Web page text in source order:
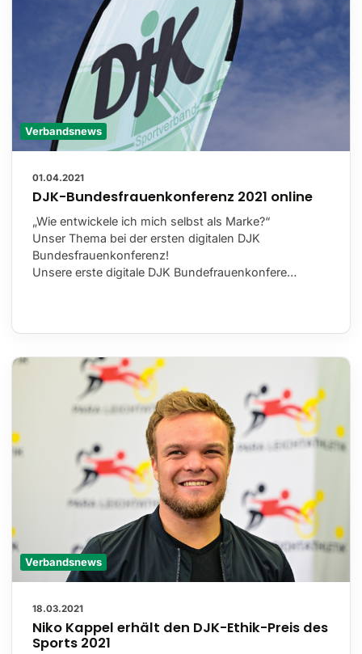
Verbandsnews
01.04.2021
DJK-Bundesfrauenkonferenz 2021 online
„Wie entwickele ich mich selbst als Marke?“
Unser Thema bei der ersten digitalen DJK
Bundesfrauenkonferenz!
Unsere erste digitale DJK Bundefrauenkonfere…
Verbandsnews
18.03.2021
Niko Kappel erhält den DJK-Ethik-Preis des
Sports 2021